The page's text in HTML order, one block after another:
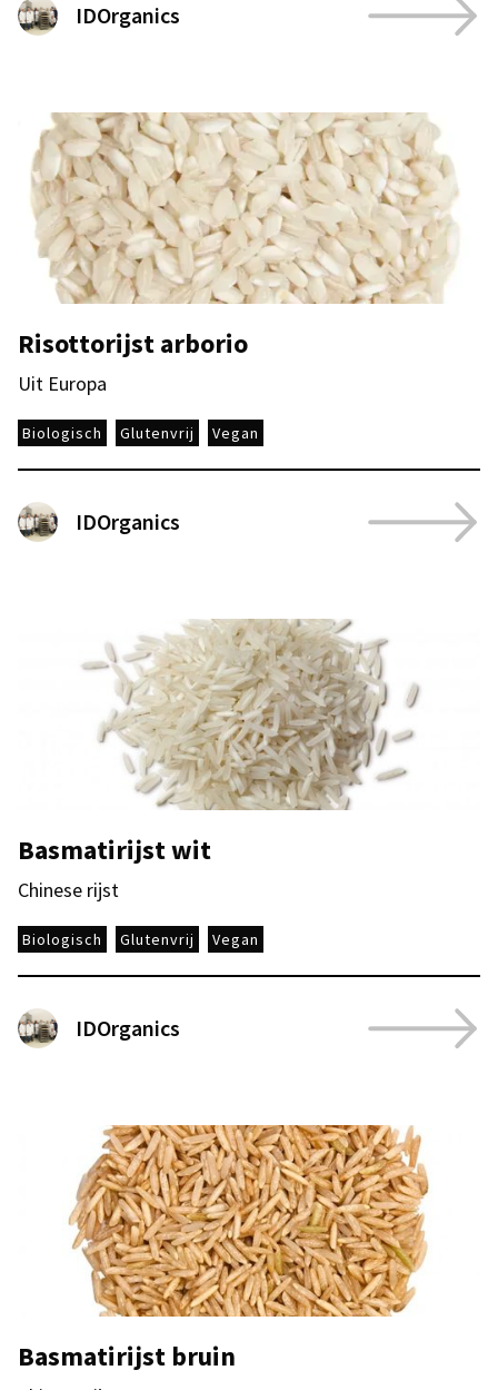
IDOrganics
Risottorijst arborio
Uit Europa
Biologisch Glutenvrij Vegan
IDOrganics
Basmatirijst wit
Chinese rijst
Biologisch Glutenvrij Vegan
IDOrganics
Basmatirijst bruin